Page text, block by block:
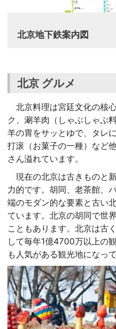
北京地下鉄案内図
北京 グルメ
北京料理は宮廷文化の核
ク、涮羊肉（しゃぶしゃぶ
羊の胃をサッとゆで、タレ
打滚（お菓子の一種）など
さん溢れています。
現在の北京は古きものと
力的です。胡同、老茶館、
端のモダン的な要素と古い
ています。北京の胡同で世
こともあります。北京は古
して毎年1億4700万以上の
も人気がある観光地になっ